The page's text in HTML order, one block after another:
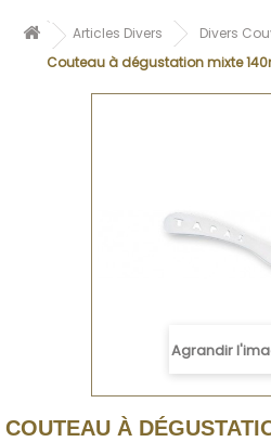
Articles Divers
Divers
Couteau à dégustation mixte
Agrandir
COUTEAU À